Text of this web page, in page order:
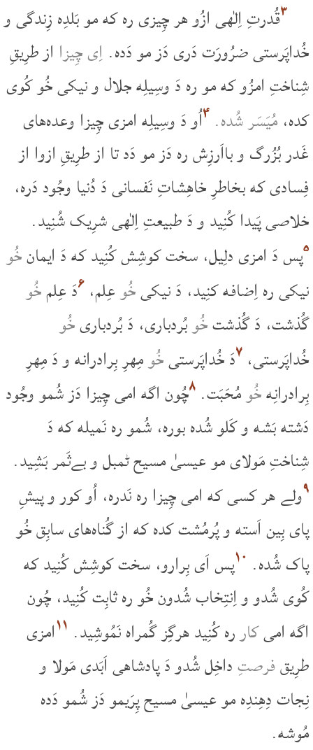
۳قُدرتِ اِلٰهی ازُو هر چِیزی ره که مو بَلدِه زِندگی و
خُداپَرستی ضرُورَت دَری دَز مو دَده. اِی چِیزا از طرِیقِ
شِناختِ امزُو که مو ره دَ وسِیلِه جلال و نیکی خُو کُوی
کده، مُیَسَر شُده. ۴اُو دَ وسِیلِه امزی چِیزا وعده‌های
غَدر بُزُرگ و بااَرزِش ره دَز مو دَد تا از طرِیقِ ازوا از
فِسادی که بخاطرِ خاهِشاتِ نَفسانی دَ دُنیا وجُود دَره،
خلاصی پَیدا کُنِید و دَ طبیعتِ اِلٰهی شرِیک شُنِید.
۵پس دَ امزی دلِیل، سخت کوشِش کُنِید که دَ ایمانخُو
نیکی ره اِضافه کنِید، دَ نیکیخُوعِلم،۶دَ عِلمخُو
گُذشت، دَ گُذشتخُوبُردباری، دَ بُردباریخُو
خُداپَرستی،۷دَ خُداپَرستیخُومِهرِ بِرادرانه و دَ مِهرِ
بِرادرانِهخُومُحَبَت.۸چُون اگه امی چِیزا دَز شُمو وجُود
دَشته بَشه و کَلو شُده بوره، شُمو ره نَمیله که دَ
شِناختِ مَولای مو عیسیٰ مسیح ٹمبل و بےثَمر بَشِید.
۹ولے هر کسی که امی چِیزا ره نَدره، اُو کور و پیشِ
پای بِین اَسته و پُرمُشت کده که از گُناه‌های سابِق خُو
پاک شُده. ۱۰پس اَی بِرارو، سخت کوشِش کُنِید که
کُوی شُدو و اِنتِخاب شُدون خُو ره ثابِت کُنِید، چُون
اگه امیکارره کُنِید هرگِز گُمراه نَمُوشِید. ۱۱امزی
طرِیقفرصتِداخِل شُدو دَ پادشاهی اَبَدی مَولا و
نِجات دِهِندِه مو عیسیٰ مسیح پِرَیمو دَز شُمو دَده
مُوشه.